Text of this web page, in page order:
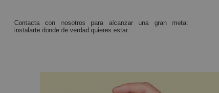
Contacta con nosotros para alcanzar una gran meta:
instalarte donde de verdad quieres estar.